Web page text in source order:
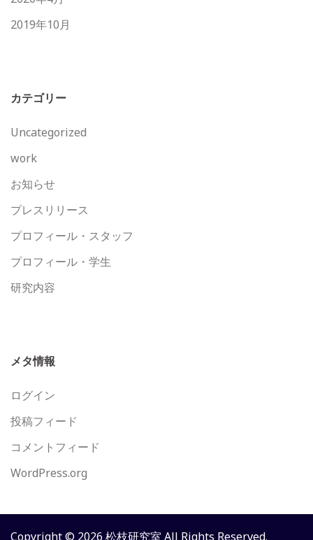
2019年10月
カテゴリー
Uncategorized
work
お知らせ
プレスリリース
プロフィール・スタッフ
プロフィール・学生
研究内容
メタ情報
ログイン
投稿フィード
コメントフィード
WordPress.org
Copyright © 2026 松枝研究室 All Rights Reserved.